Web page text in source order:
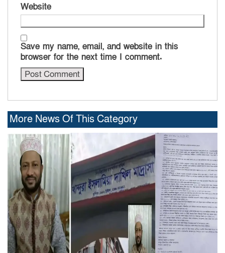
Website
Save my name, email, and website in this
browser for the next time I comment.
More News Of This Category